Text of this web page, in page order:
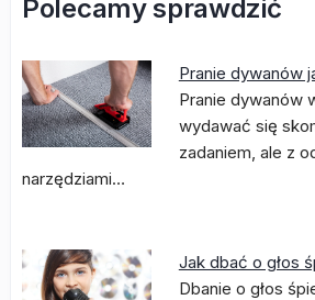
Polecamy sprawdzić
Pranie dywanów
Pranie dywanów
wydawać się
zadaniem, ale z
narzędziami…
Jak dbać o głos
Dbanie o głos